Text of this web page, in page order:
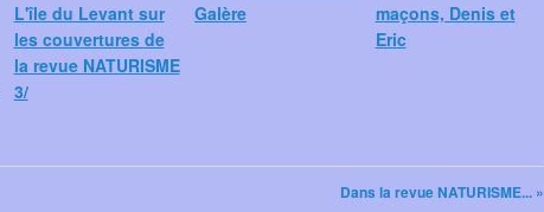
L'île du Levant sur
les couvertures de
la revue NATURISME
3/
Galère
maçons, Denis et
Eric
Dans la revue NATURISME... »